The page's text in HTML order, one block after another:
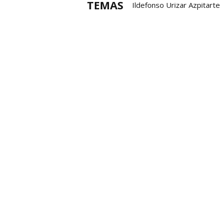
TEMAS Ildefonso Urizar Azpitarte